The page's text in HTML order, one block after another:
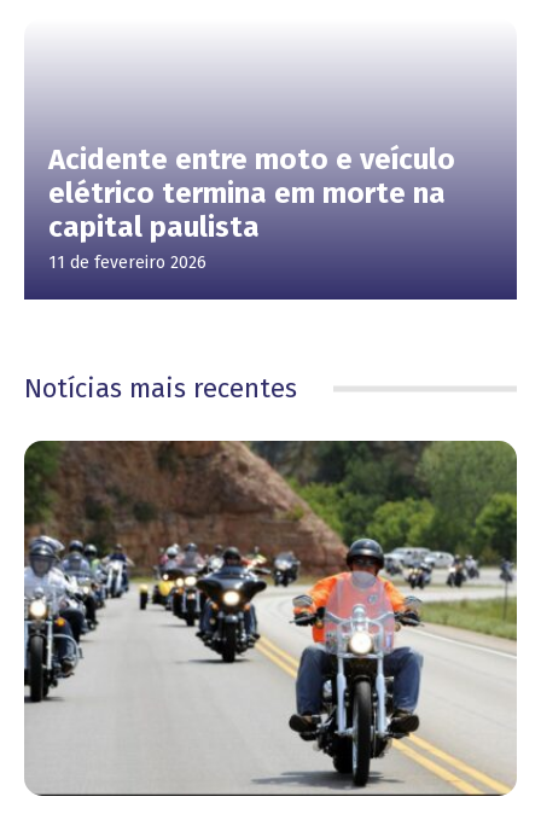
Acidente entre moto e veículo
elétrico termina em morte na
capital paulista
11 de fevereiro 2026
Notícias mais recentes